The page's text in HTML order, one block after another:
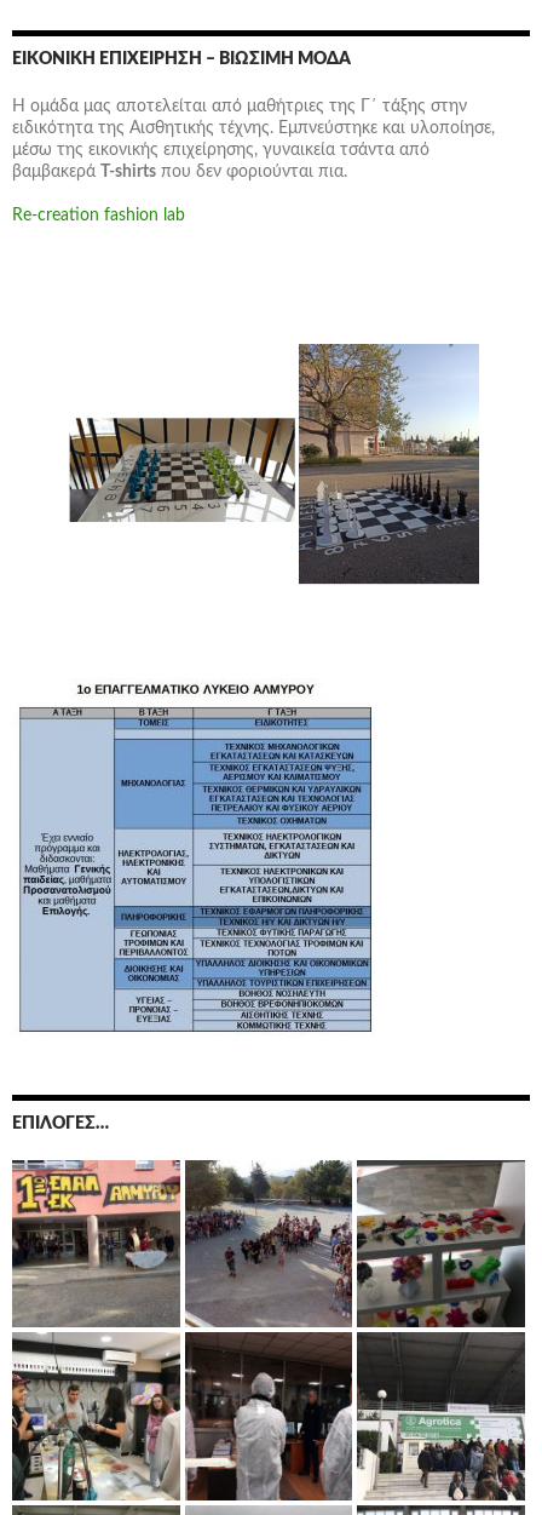
ΕΙΚΟΝΙΚΉ ΕΠΙΧΕΊΡΗΣΗ – ΒΙΏΣΙΜΗ ΜΌΔΑ
Η ομάδα μας αποτελείται από μαθήτριες της Γ΄ τάξης στην
ειδικότητα της Αισθητικής τέχνης. Εμπνεύστηκε και υλοποίησε,
μέσω της εικονικής επιχείρησης, γυναικεία τσάντα από
βαμβακερά
T-shirts που δεν φοριούνται πια.
Re-creation fashion lab
ΕΠΙΛΟΓΈΣ…